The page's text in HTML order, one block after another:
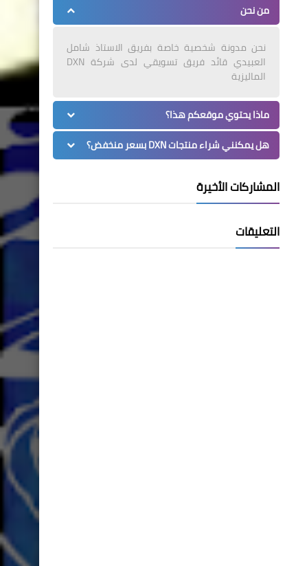
من نحن
نحن مدونة شخصية خاصة بفريق الاستاذ شامل
العبيدي قائد فريق تسويقي لدى شركة DXN
الماليزية
ماذا يحتوي موقعكم هذا؟
هل يمكنني شراء منتجات DXN بسعر منخفض؟
المشاركات الأخيرة
التعليقات